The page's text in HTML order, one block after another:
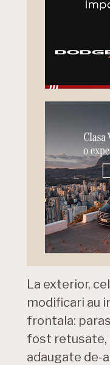
La exterior,
modificari au
frontala:
fost retusate,
adaugate de-